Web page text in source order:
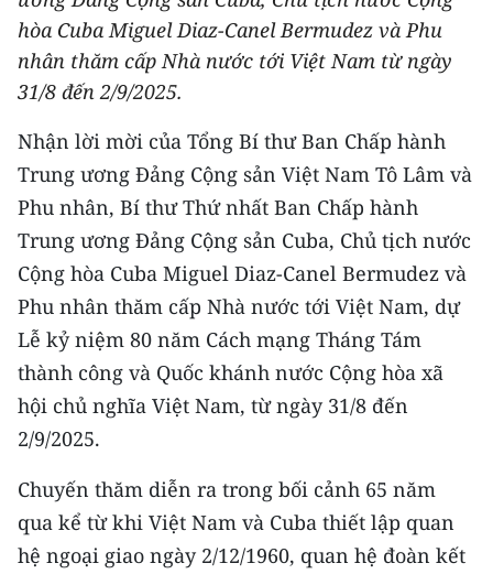
DU LỊCH
THẾ GIỚI
THỂ THAO
GIÁO DỤC
Y TẾ
KHOA HỌC - CÔNG NGHỆ
MÔI TRƯỜNG
BẠN ĐỌC
KIỂM CHỨNG THÔNG TIN
TRI THỨC CHUYÊN SÂU
54 DÂN TỘC VIỆT NAM
hòa Cuba Miguel Diaz-Canel Bermudez và Phu
nhân thăm cấp Nhà nước tới Việt Nam từ ngày
31/8 đến 2/9/2025.
Nhận lời mời của Tổng Bí thư Ban Chấp hành
Trung ương Đảng Cộng sản Việt Nam Tô Lâm và
Phu nhân, Bí thư Thứ nhất Ban Chấp hành
Trung ương Đảng Cộng sản Cuba, Chủ tịch nước
Cộng hòa Cuba Miguel Diaz-Canel Bermudez và
Phu nhân thăm cấp Nhà nước tới Việt Nam, dự
Lễ kỷ niệm 80 năm Cách mạng Tháng Tám
thành công và Quốc khánh nước Cộng hòa xã
hội chủ nghĩa Việt Nam, từ ngày 31/8 đến
2/9/2025.
Chuyến thăm diễn ra trong bối cảnh 65 năm
qua kể từ khi Việt Nam và Cuba thiết lập quan
hệ ngoại giao ngày 2/12/1960, quan hệ đoàn kết